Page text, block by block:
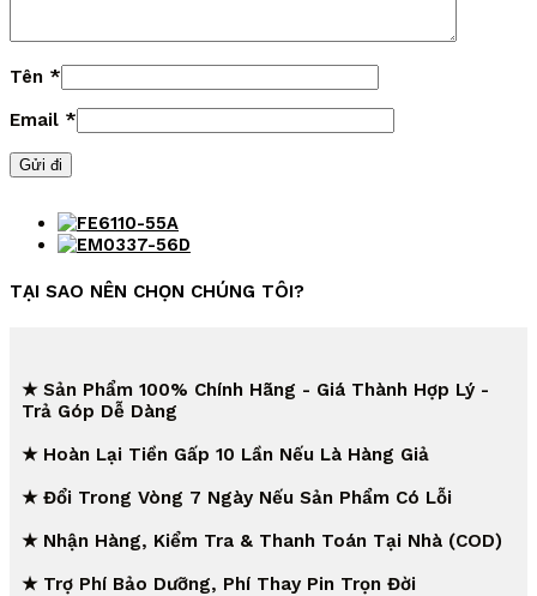
Tên *
Email *
TẠI SAO NÊN CHỌN CHÚNG TÔI?
★ Sản Phẩm 100% Chính Hãng - Giá Thành Hợp Lý -
Trả Góp Dễ Dàng
★ Hoàn Lại Tiền Gấp 10 Lần Nếu Là Hàng Giả
★ Đổi Trong Vòng 7 Ngày Nếu Sản Phẩm Có Lỗi
★ Nhận Hàng, Kiểm Tra & Thanh Toán Tại Nhà (COD)
★ Trợ Phí Bảo Dưỡng, Phí Thay Pin Trọn Đời